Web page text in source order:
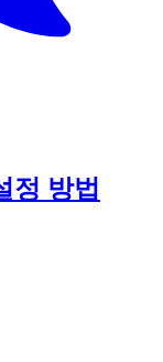
정 방법